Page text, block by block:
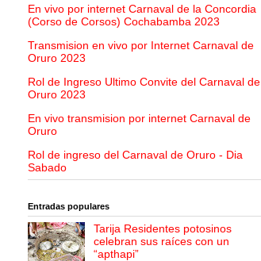
En vivo por internet Carnaval de la Concordia
(Corso de Corsos) Cochabamba 2023
Transmision en vivo por Internet Carnaval de
Oruro 2023
Rol de Ingreso Ultimo Convite del Carnaval de
Oruro 2023
En vivo transmision por internet Carnaval de
Oruro
Rol de ingreso del Carnaval de Oruro - Dia
Sabado
Entradas populares
Tarija Residentes potosinos
celebran sus raíces con un
“apthapi”